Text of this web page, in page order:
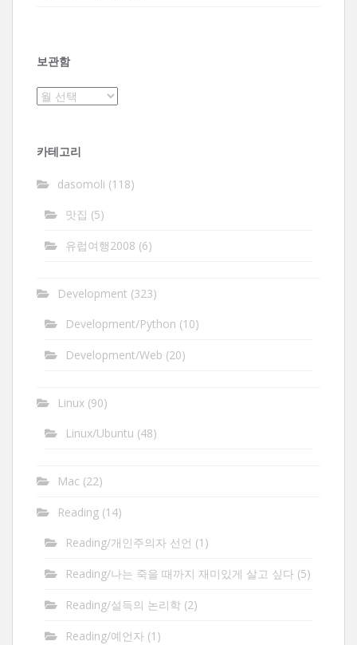
보관함
보
카테고리
dasomoli (118)
맛집 (5)
유럽여행2008 (6)
Development (323)
Development/Python (10)
Development/Web (20)
Linux (90)
Linux/Ubuntu (48)
Mac (22)
Reading (14)
Reading/개인주의자 선언 (1)
Reading/나는 죽을 때까지 재미있게 살고 싶다 (5)
Reading/설득의 논리학 (2)
Reading/예언자 (1)